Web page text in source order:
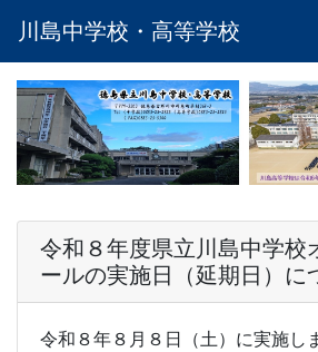
川島中学校・高等学校
令和８年度県立川島中学校
ールの実施日（延期日）に
令和８年８月８日（土）に実施し